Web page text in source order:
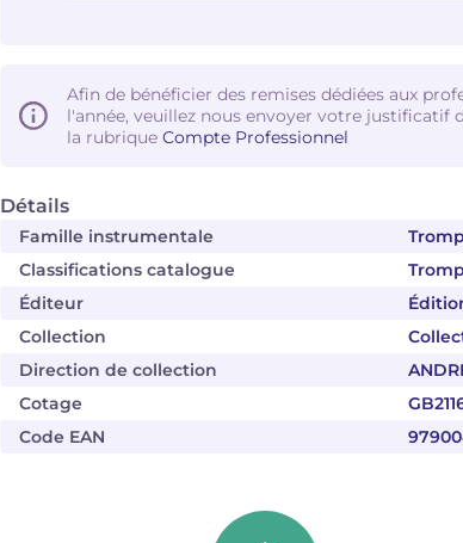
Détails
Famille instrumentale
Classifications catalogue
Éditeur
Collection
Direction de collection
Cotage
Code EAN
Afin de bénéficier des remises dédiées aux
l'année, veuillez nous envoyer votre justificatif
la rubrique Compte Professionnel